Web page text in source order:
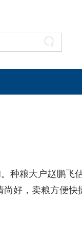
种粮大户赵鹏飞
好，卖粮方便快